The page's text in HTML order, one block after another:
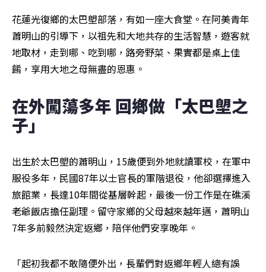
花蓮光復鄉的太巴塱部落，有如一座大食堂。在阿美青年
蕭明山的引導下，以祖先和大地共存的生活智慧，遊客就
地取材，走到哪、吃到哪，路旁野菜、果實都是桌上佳
餚，享用大地之母無盡的恩惠。
在外闖蕩多年 回鄉做「太巴塱之
子」
出生於太巴塱的蕭明山，15歲便到外地就讀軍校，在軍中
服役多年，民國87年以士官長的軍階退役，他卻選擇進入
旅館業，長達10年間從基層幹起，最後一份工作是在礁溪
老爺飯店擔任副理。留守家鄉的父母越來越年邁，蕭明山
7年多前毅然決定返鄉，陪伴他們安享晚年。
「起初我都不敢隨便外出，長輩們對返鄉年輕人總有誤